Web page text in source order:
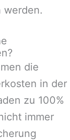
werden.
die
in der
zu 100%
immer